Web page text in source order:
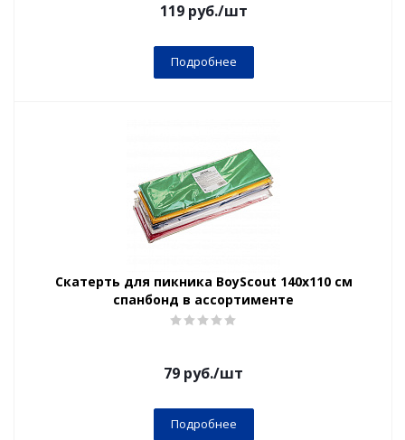
119руб./шт
Подробнее
Скатерть для пикника BoyScout 140x110 см
спанбонд в ассортименте
79 руб./шт
Подробнее